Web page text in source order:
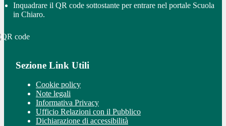
Inquadrare il QR code sottostante per entrare nel portale Scuola
in Chiaro.
Sezione Link Utili
Cookie policy
Note legali
Informativa Privacy
Ufficio Relazioni con il Pubblico
Dichiarazione di accessibilità